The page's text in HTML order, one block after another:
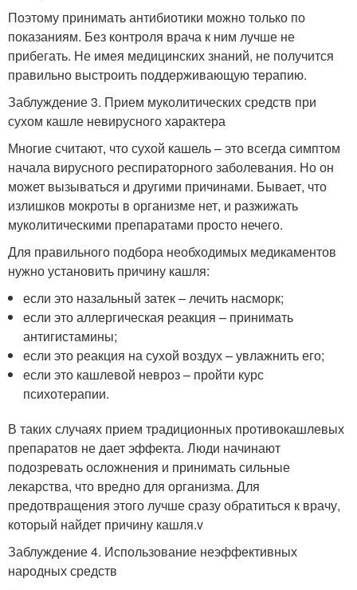
Поэтому принимать антибиотики можно только по
показаниям. Без контроля врача к ним лучше не
прибегать. Не имея медицинских знаний, не получится
правильно выстроить поддерживающую терапию.
Заблуждение 3. Прием муколитических средств при
сухом кашле невирусного характера
Многие считают, что сухой кашель – это всегда симптом
начала вирусного респираторного заболевания. Но он
может вызываться и другими причинами. Бывает, что
излишков мокроты в организме нет, и разжижать
муколитическими препаратами просто нечего.
Для правильного подбора необходимых медикаментов
нужно установить причину кашля:
если это назальный затек – лечить насморк;
если это аллергическая реакция – принимать
антигистамины;
если это реакция на сухой воздух – увлажнить его;
если это кашлевой невроз – пройти курс
психотерапии.
В таких случаях прием традиционных противокашлевых
препаратов не дает эффекта. Люди начинают
подозревать осложнения и принимать сильные
лекарства, что вредно для организма. Для
предотвращения этого лучше сразу обратиться к врачу,
который найдет причину кашля.v
Заблуждение 4. Использование неэффективных
народных средств